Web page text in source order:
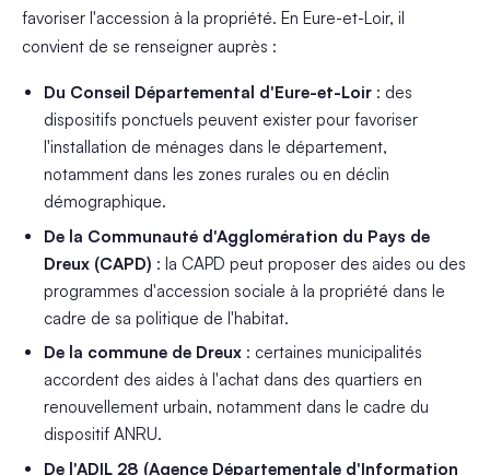
favoriser l'accession à la propriété. En Eure-et-Loir, il
convient de se renseigner auprès :
Du Conseil Départemental d'Eure-et-Loir : des
dispositifs ponctuels peuvent exister pour favoriser
l'installation de ménages dans le département,
notamment dans les zones rurales ou en déclin
démographique.
De la Communauté d'Agglomération du Pays de
Dreux (CAPD) : la CAPD peut proposer des aides ou des
programmes d'accession sociale à la propriété dans le
cadre de sa politique de l'habitat.
De la commune de Dreux : certaines municipalités
accordent des aides à l'achat dans des quartiers en
renouvellement urbain, notamment dans le cadre du
dispositif ANRU.
De l'ADIL 28 (Agence Départementale d'Information